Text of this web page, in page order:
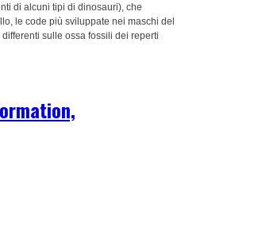
di alcuni tipi di dinosauri), che
le code più sviluppate nei maschi del
sulle ossa fossili dei reperti